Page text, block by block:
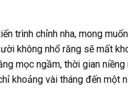
trình chỉnh nha, mong
không nhổ răng sẽ mất
mọc ngầm, thời gian
khoảng vài tháng đến một